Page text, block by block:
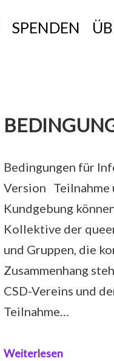
SPENDEN
Bedingungen für
Version Teilnahme
Kundgebung
Kollektive der
und Gruppen, die
Zusammenhang
CSD-Vereins und
Teilnahme…
Weiterlesen